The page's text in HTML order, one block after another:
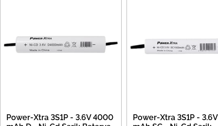
Power-Xtra 3S1P - 3.6V 4000
Power-Xtra 3S1P -